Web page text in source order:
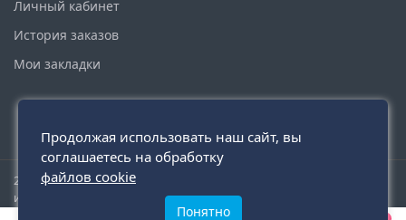
Личный кабинет
История заказов
Мои закладки
2015 - 2026 © santehmoskva.ru — интернет-магазин сантехники
инженерной и бытовой.
Продолжая использовать наш сайт, вы
соглашаетесь на обработку
файлов cookie
Понятно